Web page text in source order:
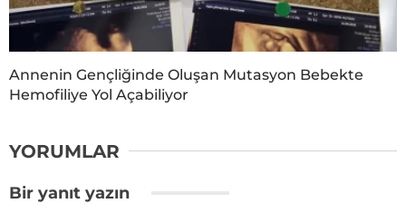
Annenin Gençliğinde Oluşan Mutasyon Bebekte
Hemofiliye Yol Açabiliyor
YORUMLAR
Bir yanıt yazın